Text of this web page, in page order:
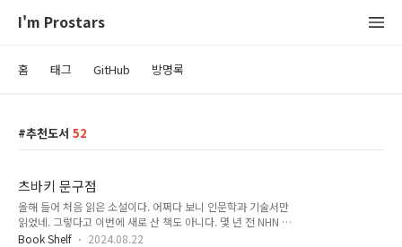
I'm Prostars
홈 태그 GitHub 방명록
추천도서 52
츠바키 문구점
올해 들어 처음 읽은 소설이다. 어쩌다 보니 인문학과 기술서만
읽었네. 그렇다고 이번에 새로 산 책도 아니다. 몇 년 전 NHN 다
니던 시절에 사내 이벤트로 받은 책으로 기억한다. 독서 모임 토
Book Shelf 2024.08.22